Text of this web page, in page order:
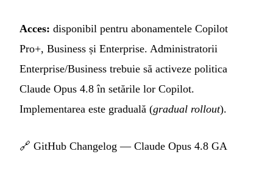
Acces: disponibil pentru abonamentele Copilot
Pro+, Business și Enterprise. Administratorii
Enterprise/Business trebuie să activeze politica
Claude Opus 4.8 în setările lor Copilot.
Implementarea este graduală (gradual rollout).
🔗 GitHub Changelog — Claude Opus 4.8 GA